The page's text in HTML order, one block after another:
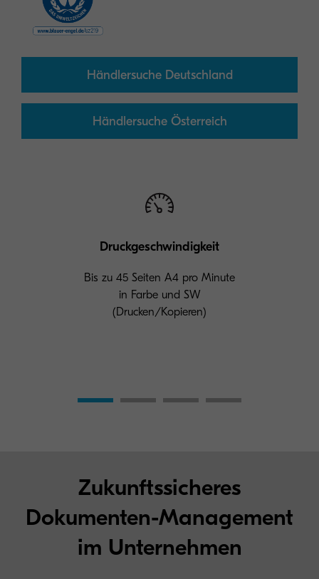
Händlersuche Deutschland
Händlersuche Österreich
Druckgeschwindigkeit
Bis zu 45 Seiten A4 pro Minute
in Farbe und SW
(Drucken/Kopieren)
Zukunftssicheres
Dokumenten-Management
im Unternehmen